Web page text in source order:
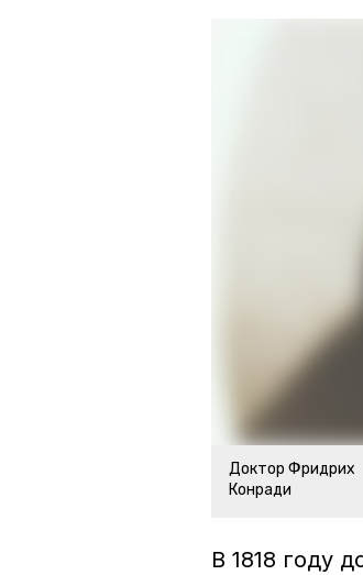
Доктор Фридрих
Конради
В 1818 году